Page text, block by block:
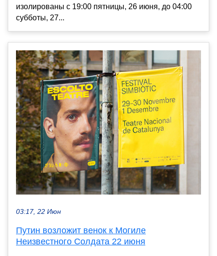
изолированы с 19:00 пятницы, 26 июня, до 04:00
субботы, 27...
03:17, 22 Июн
Путин возложит венок к Могиле
Неизвестного Солдата 22 июня